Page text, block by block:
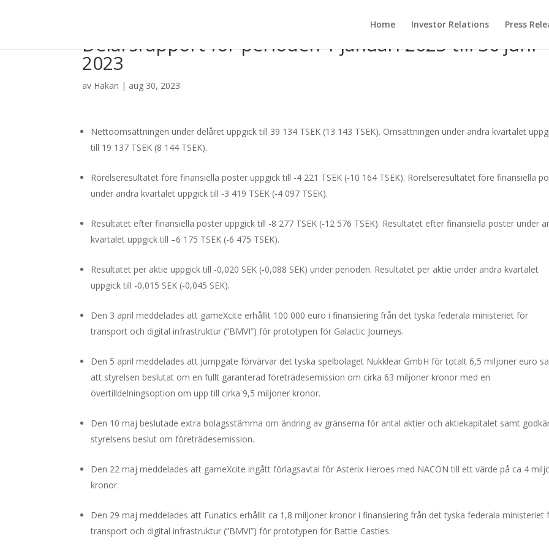
Home Investor Relations Press
Delårsrapport för perioden 1 januari 2023 till 30 juni
2023
av Hakan | aug 30, 2023
Nettoomsättningen under delåret uppgick till 39 134 TSEK (13 143 TSEK). Omsättningen under andra kvartalet
till 19 137 TSEK (8 144 TSEK).
Rörelseresultatet före finansiella poster uppgick till -4 221 TSEK (-10 164 TSEK). Rörelseresultatet före finansiella
under andra kvartalet uppgick till -3 419 TSEK (-4 097 TSEK).
Resultatet efter finansiella poster uppgick till -8 277 TSEK (-12 576 TSEK). Resultatet efter finansiella poster under
kvartalet uppgick till –6 175 TSEK (-6 475 TSEK).
Resultatet per aktie uppgick till -0,020 SEK (-0,088 SEK) under perioden. Resultatet per aktie under andra kvartalet
uppgick till -0,015 SEK (-0,045 SEK).
Den 3 april meddelades att gameXcite erhållit 100 000 euro i finansiering från det tyska federala ministeriet för
transport och digital infrastruktur (”BMVI”) för prototypen för Galactic Journeys.
Den 5 april meddelades att Jumpgate förvärvar det tyska spelbolaget Nukklear GmbH för totalt 6,5 miljoner euro
att styrelsen beslutat om en fullt garanterad företrädesemission om cirka 63 miljoner kronor med en
övertilldelningsoption om upp till cirka 9,5 miljoner kronor.
Den 10 maj beslutade extra bolagsstämma om ändring av gränserna för antal aktier och aktiekapitalet samt
styrelsens beslut om företrädesemission.
Den 22 maj meddelades att gameXcite ingått förlagsavtal för Asterix Heroes med NACON till ett värde på ca 4
kronor.
Den 29 maj meddelades att Funatics erhållit ca 1,8 miljoner kronor i finansiering från det tyska federala ministeriet
transport och digital infrastruktur (”BMVI”) för prototypen för Battle Castles.